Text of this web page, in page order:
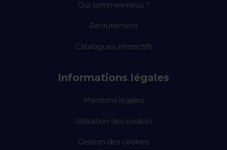
Qui sommes-nous ?
Recrutement
Catalogues interactifs
Informations légales
Mentions légales
Utilisation des cookies
Gestion des cookies